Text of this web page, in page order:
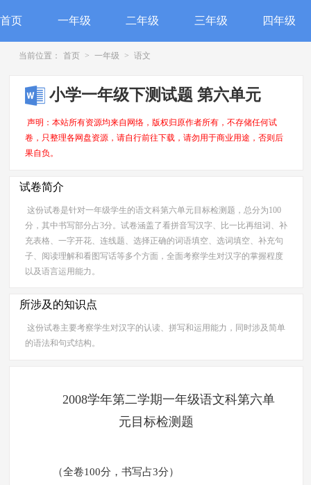
首页 一年级 二年级 三年级 四年级
当前位置： 首页 > 一年级 > 语文
小学一年级下测试题 第六单元
声明：本站所有资源均来自网络，版权归原作者所有，不存储任何试
卷，只整理各网盘资源，请自行前往下载，请勿用于商业用途，否则后
果自负。
试卷简介
这份试卷是针对一年级学生的语文科第六单元目标检测题，总分为100
分，其中书写部分占3分。试卷涵盖了看拼音写汉字、比一比再组词、补
充表格、一字开花、连线题、选择正确的词语填空、选词填空、补充句
子、阅读理解和看图写话等多个方面，全面考察学生对汉字的掌握程度
以及语言运用能力。
所涉及的知识点
这份试卷主要考察学生对汉字的认读、拼写和运用能力，同时涉及简单
的语法和句式结构。
2008学年第二学期一年级语文科第六单
元目标检测题
（全卷100分，书写占3分）